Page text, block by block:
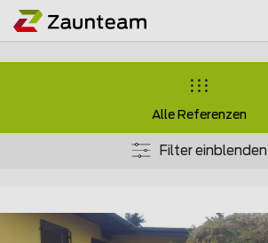
Alle Referenzen
Filter einblenden